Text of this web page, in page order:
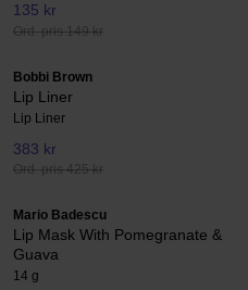
135 kr
Ord. pris 149 kr
Bobbi Brown
Lip Liner
Lip Liner
383 kr
Ord. pris 425 kr
Mario Badescu
Lip Mask With Pomegranate &
Guava
14 g